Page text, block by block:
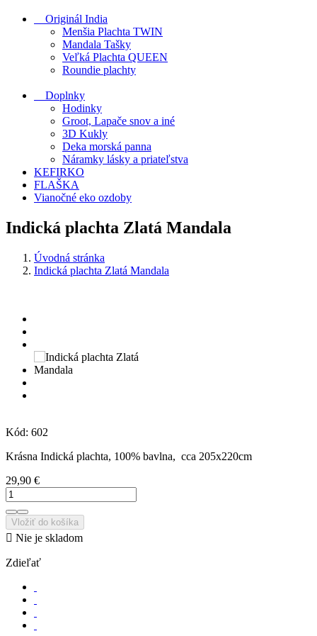
Originál India
Menšia Plachta TWIN
Mandala Tašky
Veľká Plachta QUEEN
Roundie plachty
Doplnky
Hodinky
Groot, Lapače snov a iné
3D Kukly
Deka morská panna
Náramky lásky a priateľstva
KEFIRKO
FLAŠKA
Vianočné eko ozdoby
Indická plachta Zlatá Mandala
Úvodná stránka
Indická plachta Zlatá Mandala
Kód: 602
Krásna Indická plachta, 100% bavlna, cca 205x220cm
29,90 €
Vložiť do košíka
 Nie je skladom
Zdieľať